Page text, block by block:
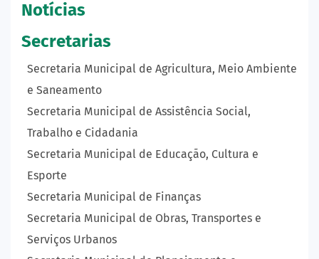
Notícias
Secretarias
Secretaria Municipal de Agricultura, Meio Ambiente
e Saneamento
Secretaria Municipal de Assistência Social,
Trabalho e Cidadania
Secretaria Municipal de Educação, Cultura e
Esporte
Secretaria Municipal de Finanças
Secretaria Municipal de Obras, Transportes e
Serviços Urbanos